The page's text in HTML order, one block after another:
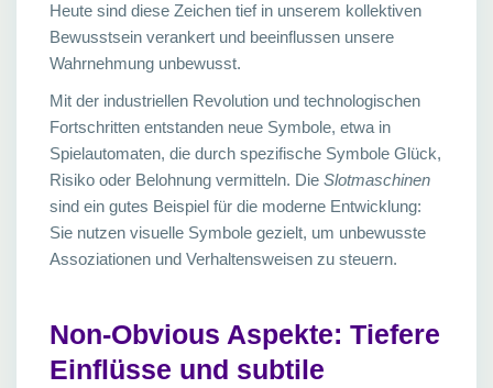
Heute sind diese Zeichen tief in unserem kollektiven
Bewusstsein verankert und beeinflussen unsere
Wahrnehmung unbewusst.
Mit der industriellen Revolution und technologischen
Fortschritten entstanden neue Symbole, etwa in
Spielautomaten, die durch spezifische Symbole Glück,
Risiko oder Belohnung vermitteln. Die Slotmaschinen
sind ein gutes Beispiel für die moderne Entwicklung:
Sie nutzen visuelle Symbole gezielt, um unbewusste
Assoziationen und Verhaltensweisen zu steuern.
Non-Obvious Aspekte: Tiefere
Einflüsse und subtile